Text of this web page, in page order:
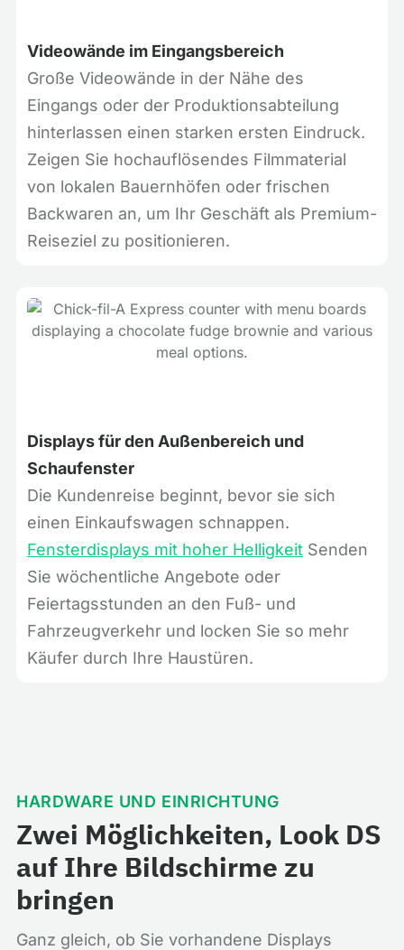
Videowände im Eingangsbereich
Große Videowände in der Nähe des
Eingangs oder der Produktionsabteilung
hinterlassen einen starken ersten Eindruck.
Zeigen Sie hochauflösendes Filmmaterial
von lokalen Bauernhöfen oder frischen
Backwaren an, um Ihr Geschäft als Premium-
Reiseziel zu positionieren.
Displays für den Außenbereich und
Schaufenster
Die Kundenreise beginnt, bevor sie sich
einen Einkaufswagen schnappen.
Fensterdisplays mit hoher Helligkeit Senden
Sie wöchentliche Angebote oder
Feiertagsstunden an den Fuß- und
Fahrzeugverkehr und locken Sie so mehr
Käufer durch Ihre Haustüren.
HARDWARE UND EINRICHTUNG
Zwei Möglichkeiten, Look DS
auf Ihre Bildschirme zu
bringen
Ganz gleich, ob Sie vorhandene Displays